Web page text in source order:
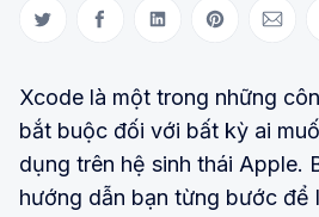
Share on Twitter
Share on Facebook
Share on LinkedIn
Share onShare
Xcode là một trong những
bắt buộc đối với bất kỳ ai
dụng trên hệ sinh thái Apple.
hướng dẫn bạn từng bước để